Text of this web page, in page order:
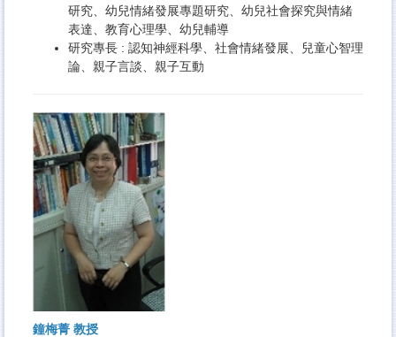
研究、幼兒情緒發展專題研究、幼兒社會探究與情緒
表達、教育心理學、幼兒輔導
研究專長 : 認知神經科學、社會情緒發展、兒童心智理
論、親子言談、親子互動
鐘梅菁 教授